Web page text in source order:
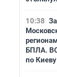
10:38
БПЛА.
по Киеву